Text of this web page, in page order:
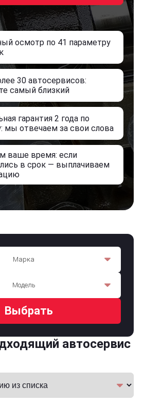
осмотр по 41 параметру
30 автосервисов:
самый близкий
гарантия 2 года по
мы отвечаем за свои слова
ваше время: если
в срок — выплачиваем
Марка
Модель
Выбрать
автосервис